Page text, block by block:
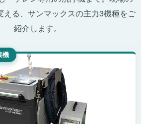
える、サンマックスの主力3機種をご
紹介します。
機